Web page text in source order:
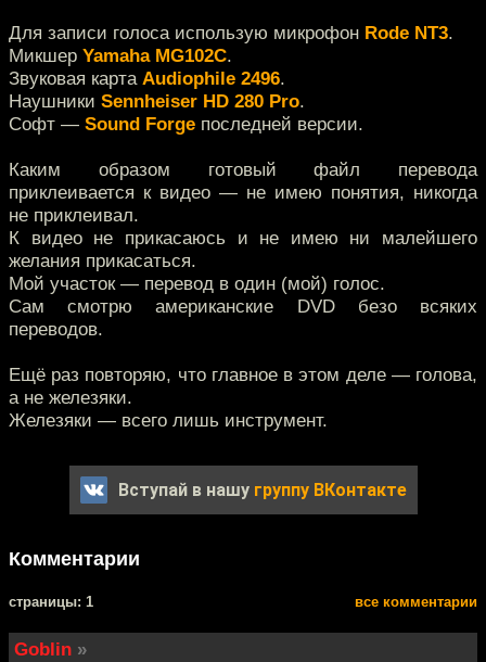
Для записи голоса использую микрофон Rode NT3.
Микшер Yamaha MG102C.
Звуковая карта Audiophile 2496.
Наушники Sennheiser HD 280 Pro.
Софт — Sound Forge последней версии.
Каким образом готовый файл перевода
приклеивается к видео — не имею понятия, никогда
не приклеивал.
К видео не прикасаюсь и не имею ни малейшего
желания прикасаться.
Мой участок — перевод в один (мой) голос.
Сам смотрю американские DVD безо всяких
переводов.
Ещё раз повторяю, что главное в этом деле — голова,
а не железяки.
Железяки — всего лишь инструмент.
Вступай в нашу группу ВКонтакте
Комментарии
cтраницы: 1 все комментарии
Goblin »